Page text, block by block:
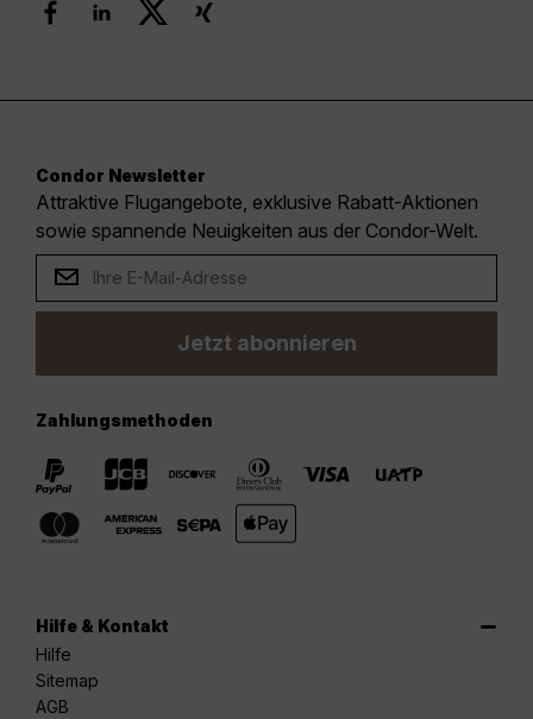
Condor Newsletter
Attraktive Flugangebote, exklusive Rabatt-Aktionen
sowie spannende Neuigkeiten aus der Condor-Welt.
Jetzt abonnieren
Zahlungsmethoden
Hilfe & Kontakt
Hilfe
Sitemap
AGB